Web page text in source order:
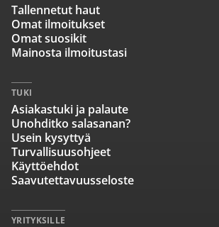
Tallennetut haut
Omat ilmoitukset
Omat suosikit
Mainosta ilmoitustasi
TUKI
Asiakastuki ja palaute
Unohditko salasanan?
Usein kysyttyä
Turvallisuusohjeet
Käyttöehdot
Saavutettavuusseloste
YRITYKSILLE